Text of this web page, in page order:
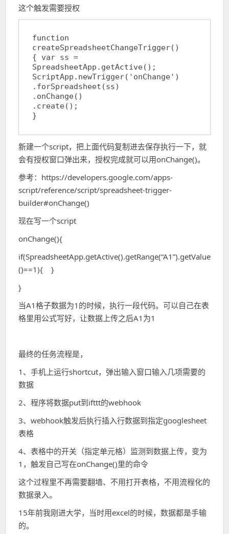
这个触发需要授权
function
createSpreadsheetChangeTrigger()
{ var ss =
SpreadsheetApp.getActive();
ScriptApp.newTrigger('onChange')
.forSpreadsheet(ss)
.onChange()
.create();
}
新建一个script，把上面代码复制进去保存执行一下，就
会有授权窗口弹出来，授权完成就可以用onChange()。
参考：https://developers.google.com/apps-
script/reference/script/spreadsheet-trigger-
builder#onChange()
现在写一个script
onChange(){
if(SpreadsheetApp.getActive().getRange(“A1”).getValue
()==1){ }
}
当A1格子数据为1的时候，执行一段代码。可以自己在表
格里用公式写好，让数据上传之后A1为1
最终的任务流程是，
1、手机上运行shortcut，弹出输入窗口输入几项需要的
数据
2、程序将数据put到ifttt的webhook
3、webhook触发后执行插入行数据到指定googlesheet
表格
4、表格中的开关（指定单元格）监测到数据上传，变为
1，触发自己写在onChange()里的命令
这个过程里不再需要翻墙、不用打开表格，不用流程化的
数据录入。
15年前我刚进大学，当时用excel的时候，数据都是手输
的。